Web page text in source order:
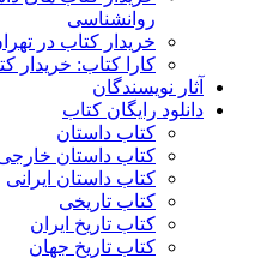
روانشناسی
خریدار کتاب در
کارا کتاب: خریدار
آثار نویسندگان
دانلود رایگان کتاب
کتاب داستان
کتاب داستان
کتاب داستان ایرانی
کتاب تاریخی
کتاب تاریخ ایران
کتاب تاریخ جهان